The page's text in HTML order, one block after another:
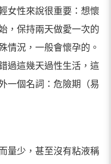
女性來說很重要：想懷
，保持兩天做愛一次的
情況，一般會懷孕的。
過這幾天過性生活，這
一個名詞：危險期（易
量少，甚至沒有粘液稱